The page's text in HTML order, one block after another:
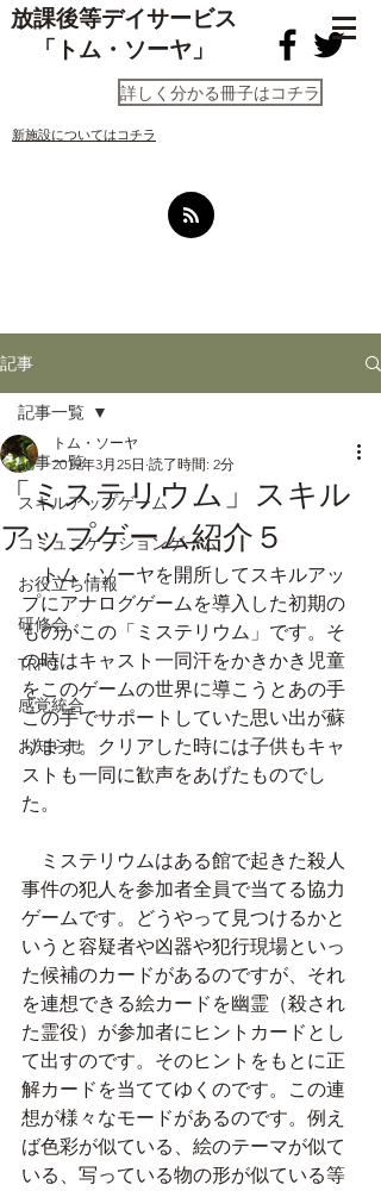
放課後等デイサービス
「トム・ソーヤ」
詳しく分かる冊子はコチラ
​新施設についてはコチラ
記事
記事一覧
スキルアップゲーム
コミュニケーションゲーム
お役立ち情報
研修会
TRPG
感覚統合
お知らせ
記事一覧
「ミステリウム」スキル
アップゲーム紹介５
トム・ソーヤ
2019年3月25日 読了時間: 2分
トム・ソーヤを開所してスキルアッ
プにアナログゲームを導入した初期の
ものがこの「ミステリウム」です。そ
の時はキャスト一同汗をかきかき児童
をこのゲームの世界に導こうとあの手
この手でサポートしていた思い出が蘇
ります。クリアした時には子供もキャ
ストも一同に歓声をあげたものでし
た。
ミステリウムはある館で起きた殺人
事件の犯人を参加者全員で当てる協力
ゲームです。どうやって見つけるかと
いうと容疑者や凶器や犯行現場といっ
た候補のカードがあるのですが、それ
を連想できる絵カードを幽霊（殺され
た霊役）が参加者にヒントカードとし
て出すのです。そのヒントをもとに正
解カードを当ててゆくのです。この連
想が様々なモードがあるのです。例え
ば色彩が似ている、絵のテーマが似て
いる、写っている物の形が似ている等